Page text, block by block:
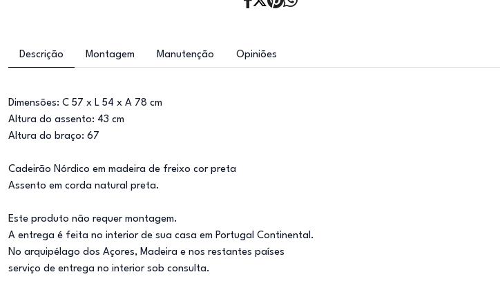
Descrição Montagem Manutenção Opiniões
Dimensões: C 57 x L 54 x A 78 cm
Altura do assento: 43 cm
Altura do braço: 67
Cadeirão Nórdico em madeira de freixo cor preta
Assento em corda natural preta.
Este produto não requer montagem.
A entrega é feita no interior de sua casa em Portugal Continental.
No arquipélago dos Açores, Madeira e nos restantes países
serviço de entrega no interior sob consulta.